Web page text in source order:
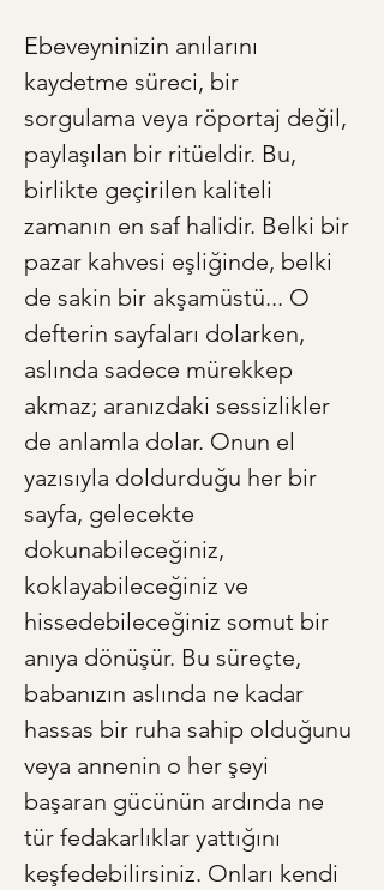
Ebeveyninizin anılarını
kaydetme süreci, bir
sorgulama veya röportaj değil,
paylaşılan bir ritüeldir. Bu,
birlikte geçirilen kaliteli
zamanın en saf halidir. Belki bir
pazar kahvesi eşliğinde, belki
de sakin bir akşamüstü... O
defterin sayfaları dolarken,
aslında sadece mürekkep
akmaz; aranızdaki sessizlikler
de anlamla dolar. Onun el
yazısıyla doldurduğu her bir
sayfa, gelecekte
dokunabileceğiniz,
koklayabileceğiniz ve
hissedebileceğiniz somut bir
anıya dönüşür. Bu süreçte,
babanızın aslında ne kadar
hassas bir ruha sahip olduğunu
veya annenin o her şeyi
başaran gücünün ardında ne
tür fedakarlıklar yattığını
keşfedebilirsiniz. Onları kendi